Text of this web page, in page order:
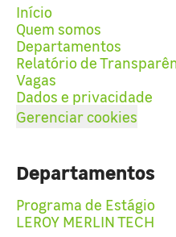
Início
Quem somos
Departamentos
Relatório de
Vagas
Dados e privacidade
Gerenciar cookies
Departamentos
Programa de Estágio
LEROY MERLIN TECH